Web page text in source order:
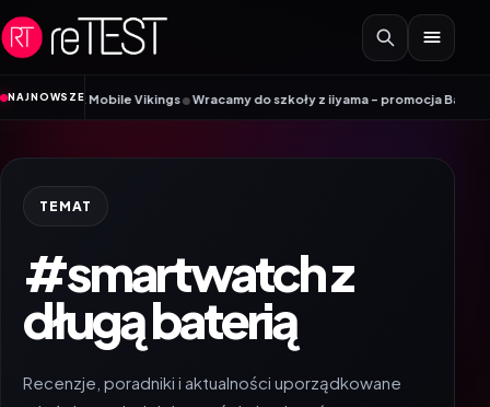
Przejdź do treści
NAJNOWSZEMobile Vikings•Wracamy do szkoły z iiyama – promocja Back to
TEMAT
#smartwatch z
długą baterią
Recenzje, poradniki i aktualności uporządkowane